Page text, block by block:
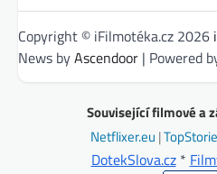
Copyright © iFilmotéka.cz 2026
News byAscendoor | Powered
Související filmové a
Netflixer.eu |
DotekSlova.cz*